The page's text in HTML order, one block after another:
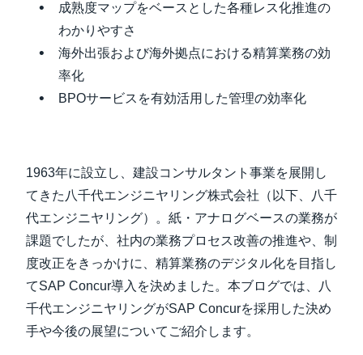
Belgium (English)
España (Español)
成熟度マップをベースとした各種レス化推進の
わかりやすさ
海外出張および海外拠点における精算業務の効
率化
BPOサービスを有効活用した管理の効率化
1963年に設立し、建設コンサルタント事業を展開し
てきた八千代エンジニヤリング株式会社（以下、八千
代エンジニヤリング）。紙・アナログベースの業務が
課題でしたが、社内の業務プロセス改善の推進や、制
度改正をきっかけに、精算業務のデジタル化を目指し
てSAP Concur導入を決めました。本ブログでは、八
千代エンジニヤリングがSAP Concurを採用した決め
手や今後の展望についてご紹介します。